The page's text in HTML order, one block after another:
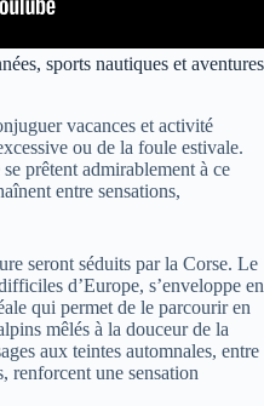
sports nautiques et aventures
vacances et activité
ou de la foule estivale.
prêtent admirablement à ce
entre sensations,
seront séduits par la Corse. Le
d’Europe, s’enveloppe en
qui permet de le parcourir en
mêlés à la douceur de la
aux teintes automnales, entre
renforcent une sensation